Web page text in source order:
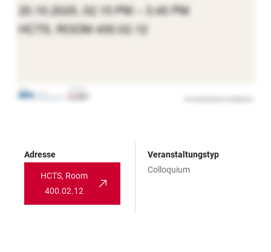
Adresse
HCTS, Room
400.02.12
Veranstaltungstyp
Colloquium